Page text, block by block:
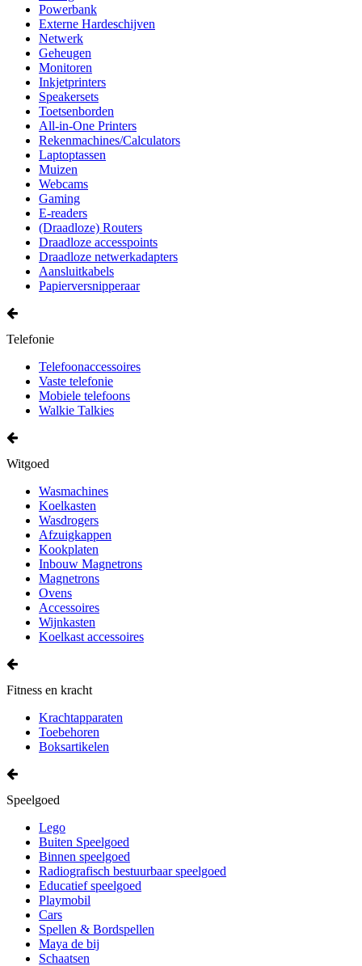
Powerbank
Externe Hardeschijven
Netwerk
Geheugen
Monitoren
Inkjetprinters
Speakersets
Toetsenborden
All-in-One Printers
Rekenmachines/Calculators
Laptoptassen
Muizen
Webcams
Gaming
E-readers
(Draadloze) Routers
Draadloze accesspoints
Draadloze netwerkadapters
Aansluitkabels
Papierversnipperaar
Telefonie
Telefoonaccessoires
Vaste telefonie
Mobiele telefoons
Walkie Talkies
Witgoed
Wasmachines
Koelkasten
Wasdrogers
Afzuigkappen
Kookplaten
Inbouw Magnetrons
Magnetrons
Ovens
Accessoires
Wijnkasten
Koelkast accessoires
Fitness en kracht
Krachtapparaten
Toebehoren
Boksartikelen
Speelgoed
Lego
Buiten Speelgoed
Binnen speelgoed
Radiografisch bestuurbaar speelgoed
Educatief speelgoed
Playmobil
Cars
Spellen & Bordspellen
Maya de bij
Schaatsen